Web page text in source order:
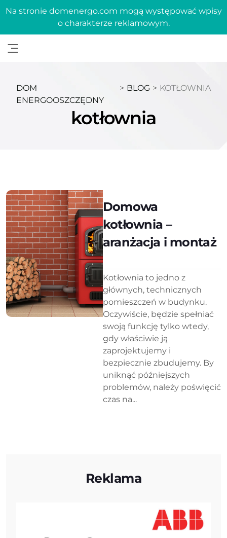
Na stronie domenergo.com mogą występować wpisy
o charakterze reklamowym.
DOM
ENERGOOSZCZĘDNY
> BLOG > KOTŁOWNIA
kotłownia
Domowa
kotłownia –
aranżacja i montaż
Kotłownia to jedno z
głównych, technicznych
pomieszczeń w budynku.
Oczywiście, będzie spełniać
swoją funkcję tylko wtedy,
gdy właściwie ją
zaprojektujemy i
bezpiecznie zbudujemy. By
uniknąć późniejszych
problemów, należy poświęcić
czas na...
Reklama